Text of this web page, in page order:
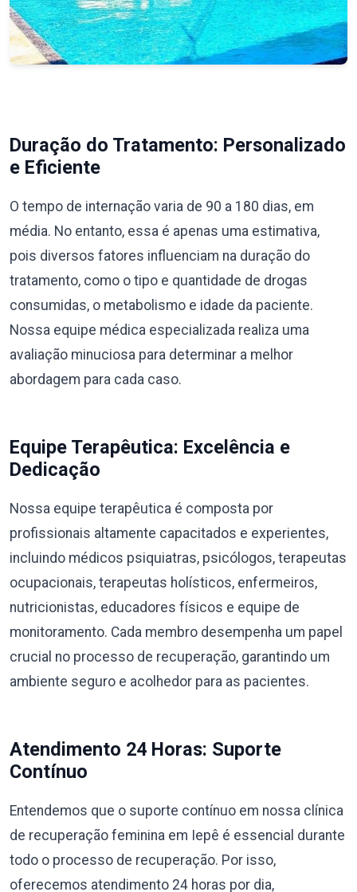
Duração do Tratamento: Personalizado
e Eficiente
O tempo de internação varia de 90 a 180 dias, em
média. No entanto, essa é apenas uma estimativa,
pois diversos fatores influenciam na duração do
tratamento, como o tipo e quantidade de drogas
consumidas, o metabolismo e idade da paciente.
Nossa equipe médica especializada realiza uma
avaliação minuciosa para determinar a melhor
abordagem para cada caso.
Equipe Terapêutica: Excelência e
Dedicação
Nossa equipe terapêutica é composta por
profissionais altamente capacitados e experientes,
incluindo médicos psiquiatras, psicólogos, terapeutas
ocupacionais, terapeutas holísticos, enfermeiros,
nutricionistas, educadores físicos e equipe de
monitoramento. Cada membro desempenha um papel
crucial no processo de recuperação, garantindo um
ambiente seguro e acolhedor para as pacientes.
Atendimento 24 Horas: Suporte
Contínuo
Entendemos que o suporte contínuo em nossa clínica
de recuperação feminina em Iepê é essencial durante
todo o processo de recuperação. Por isso,
oferecemos atendimento 24 horas por dia,